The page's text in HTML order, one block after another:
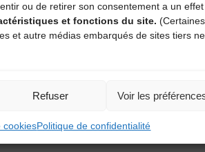
ou de retirer son consentement a un effet
et fonctions du site. (Certaines
et autre médias embarqués de sites tiers ne
Refuser Voir les
cookiesPolitique de confidentialité
2019